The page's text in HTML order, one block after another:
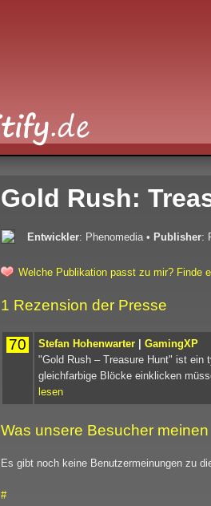
Gold Rush:
Entwickler: Phenomedia • Publisher:
Welche Publikation passt zu mir? Finde
1 Rezension der Presse
70 Stefan Hohenwarter | GamingXP
"Gold Rush – Treasure Hunt" ist
gleichfarbige Blöcke einklicken
lesen
Was unsere Besucher meinen
Es gibt noch keine Benutzermeinungen zu
#